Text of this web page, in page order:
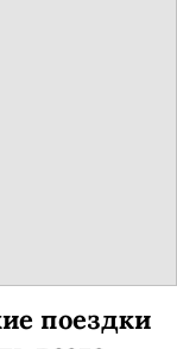
поездки